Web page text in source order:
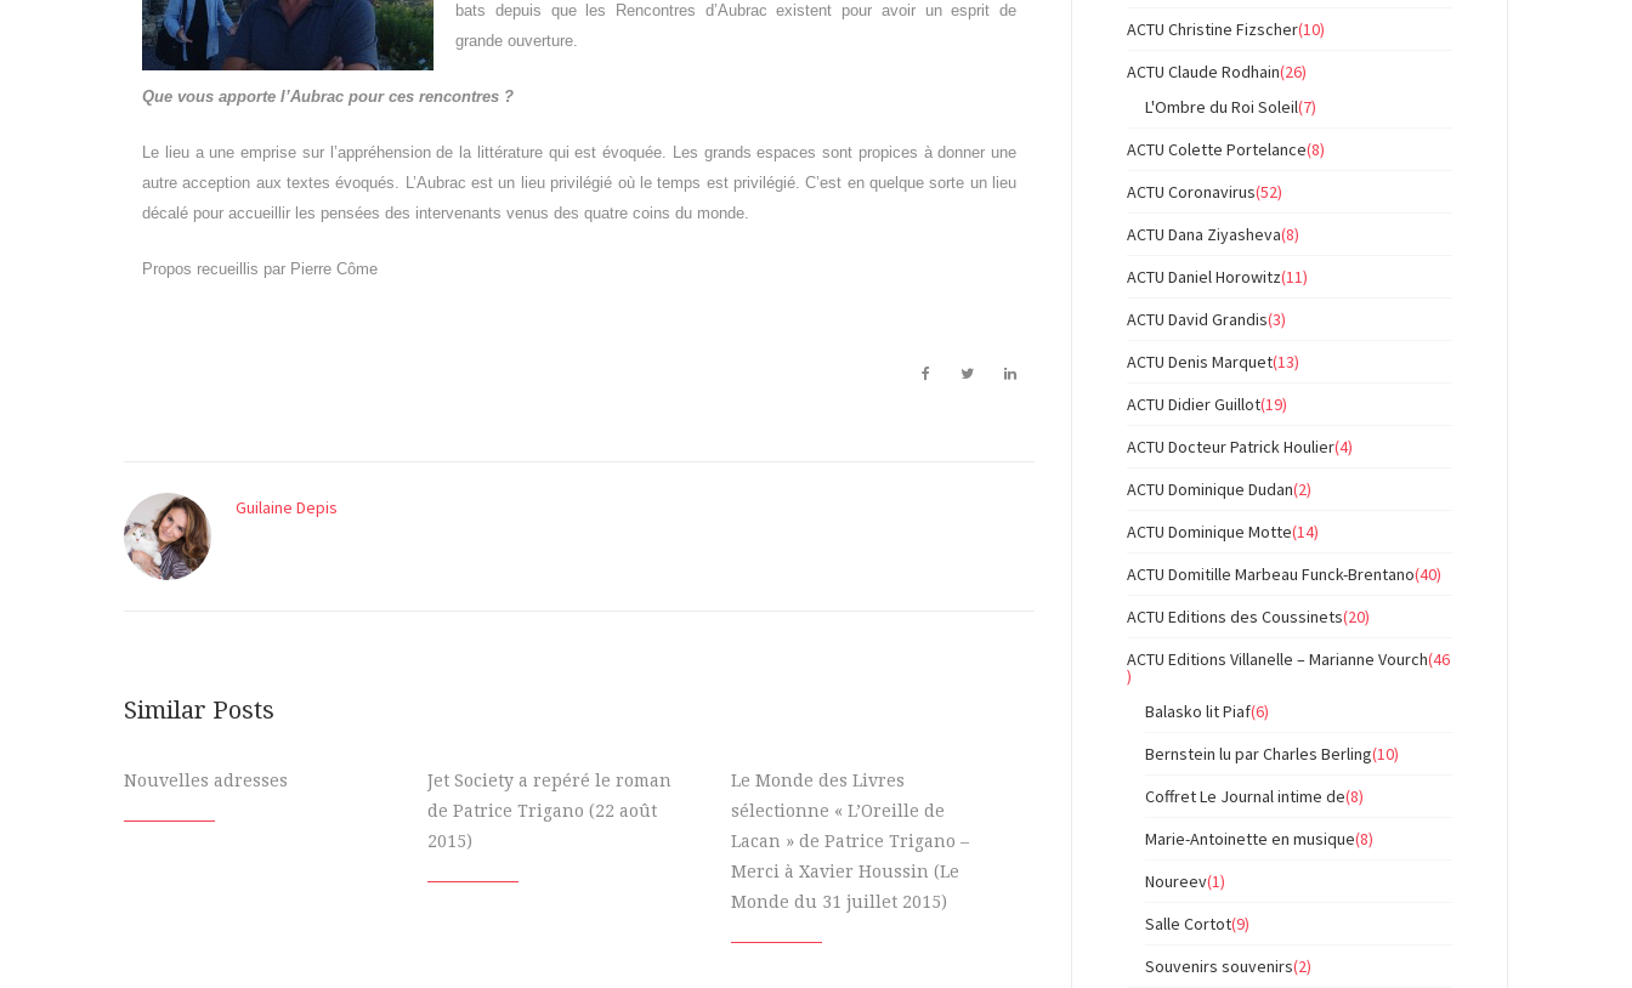
bats depuis que les Rencontres d’Aubrac existent pour avoir un esprit de
grande ouverture.
Que vous apporte l’Aubrac pour ces rencontres ?
Le lieu a une emprise sur l’appréhension de la littérature qui est évoquée. Les grands espaces sont propices à donner une
autre acception aux textes évoqués. L’Aubrac est un lieu privilégié où le temps est privilégié. C’est en quelque sorte un lieu
décalé pour accueillir les pensées des intervenants venus des quatre coins du monde.
Propos recueillis par Pierre Côme
Guilaine Depis
Similar Posts
Nouvelles adresses
Jet Society a repéré le roman
de Patrice Trigano (22 août
2015)
Le Monde des Livres
sélectionne « L’Oreille de
Lacan » de Patrice Trigano –
Merci à Xavier Houssin (Le
Monde du 31 juillet 2015)
ACTU Christine Fizscher(10)
ACTU Claude Rodhain(26)
L'Ombre du Roi Soleil(7)
ACTU Colette Portelance(8)
ACTU Coronavirus(52)
ACTU Dana Ziyasheva(8)
ACTU Daniel Horowitz(11)
ACTU David Grandis(3)
ACTU Denis Marquet(13)
ACTU Didier Guillot(19)
ACTU Docteur Patrick Houlier(4)
ACTU Dominique Dudan(2)
ACTU Dominique Motte(14)
ACTU Domitille Marbeau Funck-Brentano(40)
ACTU Editions des Coussinets(20)
ACTU Editions Villanelle – Marianne Vourch(46
)
Balasko lit Piaf(6)
Bernstein lu par Charles Berling(10)
Coffret Le Journal intime de(8)
Marie-Antoinette en musique(8)
Noureev(1)
Salle Cortot(9)
Souvenirs souvenirs(2)